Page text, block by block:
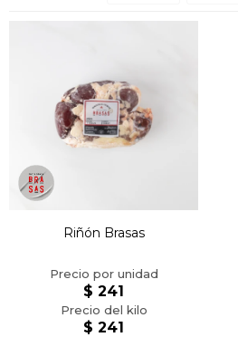
Riñón Brasas
$ 241
$ 241